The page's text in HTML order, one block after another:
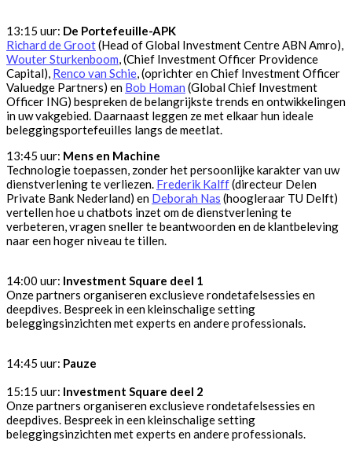
13:15 uur: De Portefeuille-APK
Richard de Groot(Head of Global Investment Centre ABN Amro),
Wouter Sturkenboom, (Chief Investment Officer Providence
Capital), Renco van Schie, (oprichter en Chief Investment Officer
Valuedge Partners) en Bob Homan (Global Chief Investment
Officer ING) bespreken de belangrijkste trends en ontwikkelingen
in uw vakgebied. Daarnaast leggen ze met elkaar hun ideale
beleggingsportefeuilles langs de meetlat.
13:45 uur: Mens en Machine
Technologie toepassen, zonder het persoonlijke karakter van uw
dienstverlening te verliezen. Frederik Kalff(directeur Delen
Private Bank Nederland) en Deborah Nas (hoogleraar TU Delft)
vertellen hoe u chatbots inzet om de dienstverlening te
verbeteren, vragen sneller te beantwoorden en de klantbeleving
naar een hoger niveau te tillen.
14:00 uur: Investment Square deel 1
Onze partners organiseren exclusieve rondetafelsessies en
deepdives. Bespreek in een kleinschalige setting
beleggingsinzichten met experts en andere professionals.
14:45 uur: Pauze
15:15 uur: Investment Square deel 2
Onze partners organiseren exclusieve rondetafelsessies en
deepdives. Bespreek in een kleinschalige setting
beleggingsinzichten met experts en andere professionals.